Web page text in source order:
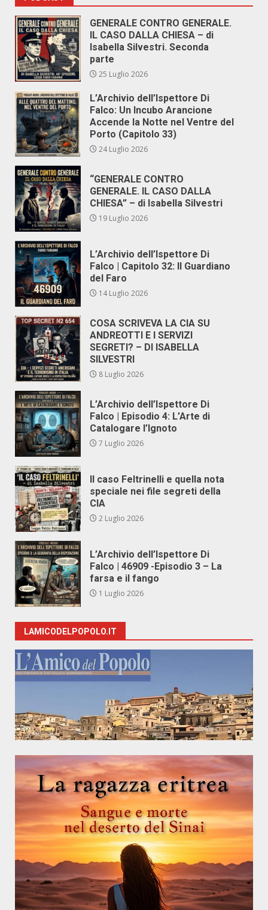
GENERALE CONTRO GENERALE.
IL CASO DALLA CHIESA – di
Isabella Silvestri. Seconda
parte
25 Luglio 2026
L’Archivio dell’Ispettore Di
Falco: Un Incubo Arancione
Accende la Notte nel Ventre del
Porto (Capitolo 33)
24 Luglio 2026
“GENERALE CONTRO
GENERALE. IL CASO DALLA
CHIESA” – di Isabella Silvestri
19 Luglio 2026
L’Archivio dell’Ispettore Di
Falco | Capitolo 32: Il Guardiano
del Faro
14 Luglio 2026
COSA SCRIVEVA LA CIA SU
ANDREOTTI E I SERVIZI
SEGRETI? – DI ISABELLA
SILVESTRI
8 Luglio 2026
L’Archivio dell’Ispettore Di
Falco | Episodio 4: L’Arte di
Catalogare l’Ignoto
7 Luglio 2026
Il caso Feltrinelli e quella nota
speciale nei file segreti della
CIA
2 Luglio 2026
L’Archivio dell’Ispettore Di
Falco | 46909 -Episodio 3 – La
farsa e il fango
1 Luglio 2026
LAMICODELPOPOLO.IT